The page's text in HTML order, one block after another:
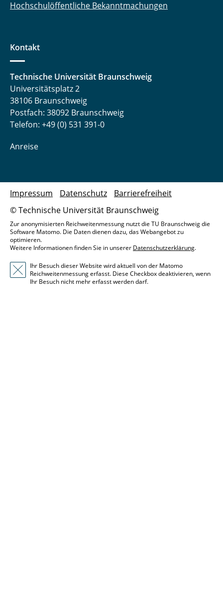
Hochschulöffentliche Bekanntmachungen
Kontakt
Technische Universität Braunschweig
Universitätsplatz 2
38106 Braunschweig
Postfach: 38092 Braunschweig
Telefon: +49 (0) 531 391-0
Anreise
© Technische Universität Braunschweig
Impressum Datenschutz Barrierefreiheit
Zur anonymisierten Reichweitenmessung nutzt die TU Braunschweig die
Software Matomo. Die Daten dienen dazu, das Webangebot zu
optimieren.
Weitere Informationen finden Sie in unserer Datenschutzerklärung.
Ihr Besuch dieser Website wird aktuell von der Matomo
Reichweitenmessung erfasst. Diese Checkbox deaktivieren, wenn
Ihr Besuch nicht mehr erfasst werden darf.